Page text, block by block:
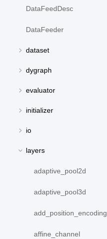
DataFeedDesc
DataFeeder
dataset
dygraph
evaluator
initializer
io
layers
adaptive_pool2d
adaptive_pool3d
add_position_encoding
affine_channel